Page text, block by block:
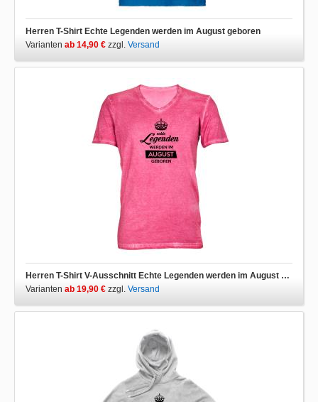
Herren T-Shirt Echte Legenden werden im August geboren
Varianten ab 14,90 € zzgl. Versand
Herren T-Shirt V-Ausschnitt Echte Legenden werden im August geboren
Varianten ab 19,90 € zzgl. Versand